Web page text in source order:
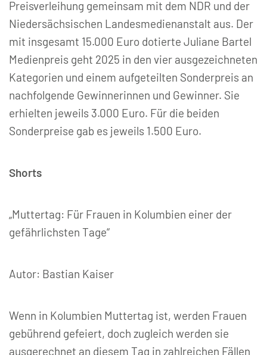
Preisverleihung gemeinsam mit dem NDR und der
Niedersächsischen Landesmedienanstalt aus. Der
mit insgesamt 15.000 Euro dotierte Juliane Bartel
Medienpreis geht 2025 in den vier ausgezeichneten
Kategorien und einem aufgeteilten Sonderpreis an
nachfolgende Gewinnerinnen und Gewinner. Sie
erhielten jeweils 3.000 Euro. Für die beiden
Sonderpreise gab es jeweils 1.500 Euro.
Shorts
„Muttertag: Für Frauen in Kolumbien einer der
gefährlichsten Tage“
Autor: Bastian Kaiser
Wenn in Kolumbien Muttertag ist, werden Frauen
gebührend gefeiert, doch zugleich werden sie
ausgerechnet an diesem Tag in zahlreichen Fällen